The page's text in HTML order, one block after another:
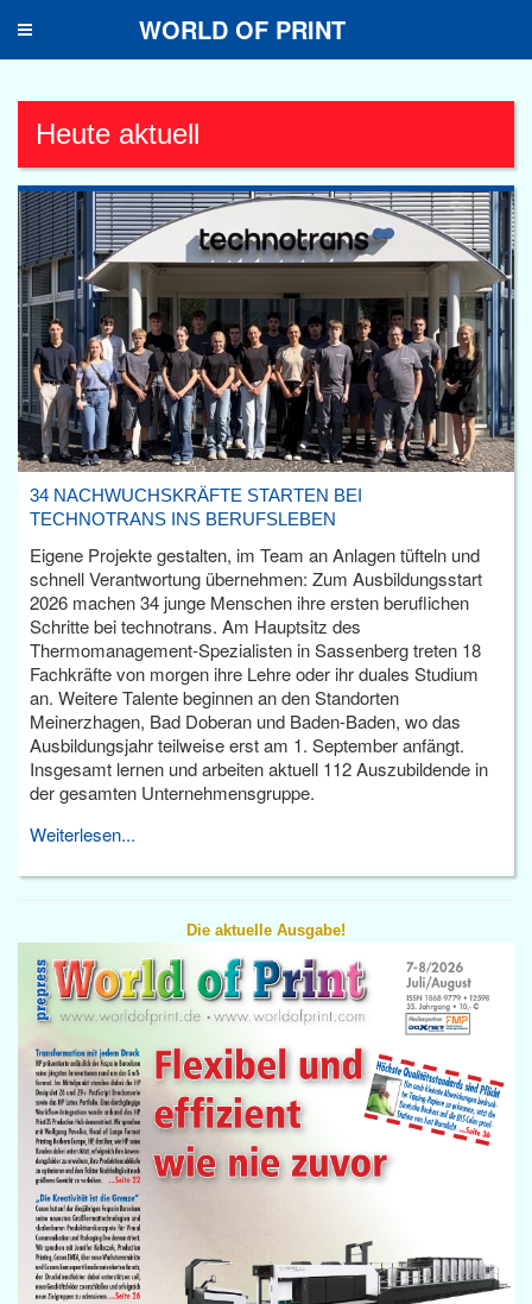
Toggle
WORLD OF PRINT
Heute aktuell
34 NACHWUCHSKRÄFTE STARTEN BEI
TECHNOTRANS INS BERUFSLEBEN
Eigene Projekte gestalten, im Team an Anlagen tüfteln und
schnell Verantwortung übernehmen: Zum Ausbildungsstart
2026 machen 34 junge Menschen ihre ersten beruflichen
Schritte bei technotrans. Am Hauptsitz des
Thermomanagement-Spezialisten in Sassenberg treten 18
Fachkräfte von morgen ihre Lehre oder ihr duales Studium
an. Weitere Talente beginnen an den Standorten
Meinerzhagen, Bad Doberan und Baden-Baden, wo das
Ausbildungsjahr teilweise erst am 1. September anfängt.
Insgesamt lernen und arbeiten aktuell 112 Auszubildende in
der gesamten Unternehmensgruppe.
Weiterlesen...
Die aktuelle Ausgabe!